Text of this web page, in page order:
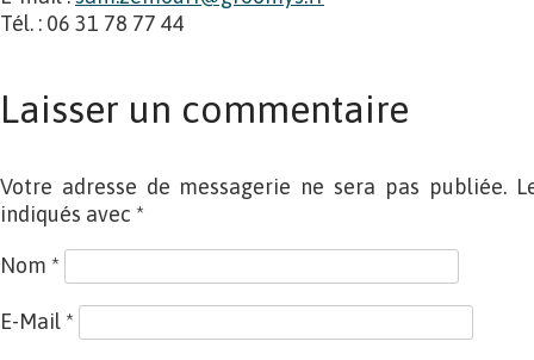
Tél. : 06 31 78 77 44
Laisser un commentaire
Votre adresse de messagerie ne sera pas publiée.
indiqués avec *
Nom *
E-Mail *